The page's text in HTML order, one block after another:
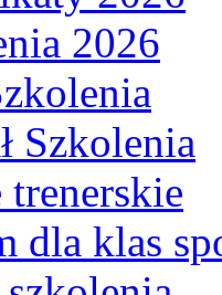
2026
Szkolenia
trenerskie
dla klas